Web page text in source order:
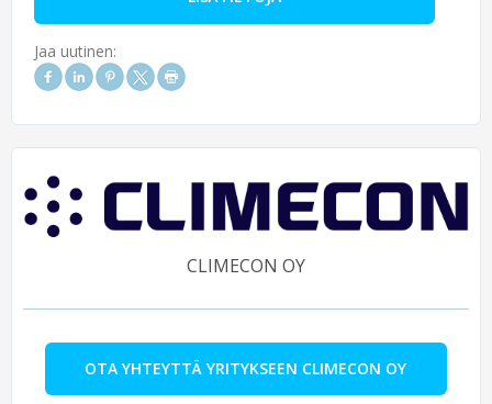
Jaa uutinen:
CLIMECON OY
OTA YHTEYTTÄ YRITYKSEEN CLIMECON OY